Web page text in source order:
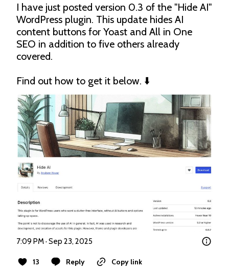
I have just posted version 0.3 of the "Hide AI"
WordPress plugin. This update hides AI
content buttons for Yoast and All in One
SEO in addition to five others already
covered.
Find out how to get it below. ⬇️
7:09 PM · Sep 23, 2025
13 Reply
Copy link